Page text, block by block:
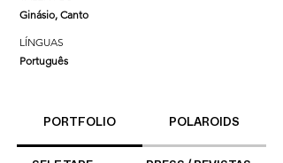
Ginásio, Canto
LÍNGUAS
Português
PORTFOLIO POLAROIDS